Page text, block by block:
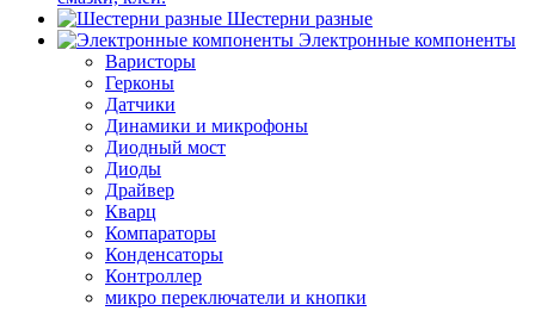
Шестерни разные
Электронные компоненты
Варисторы
Герконы
Датчики
Динамики и микрофоны
Диодный мост
Диоды
Драйвер
Кварц
Компараторы
Конденсаторы
Контроллер
микро переключатели и кнопки